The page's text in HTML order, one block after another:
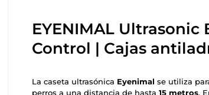
EYENIMAL Ultrasonic
Control | Cajas
La caseta ultrasónica Eyenimal se utiliza
perros a una distancia de hasta 15 metros.